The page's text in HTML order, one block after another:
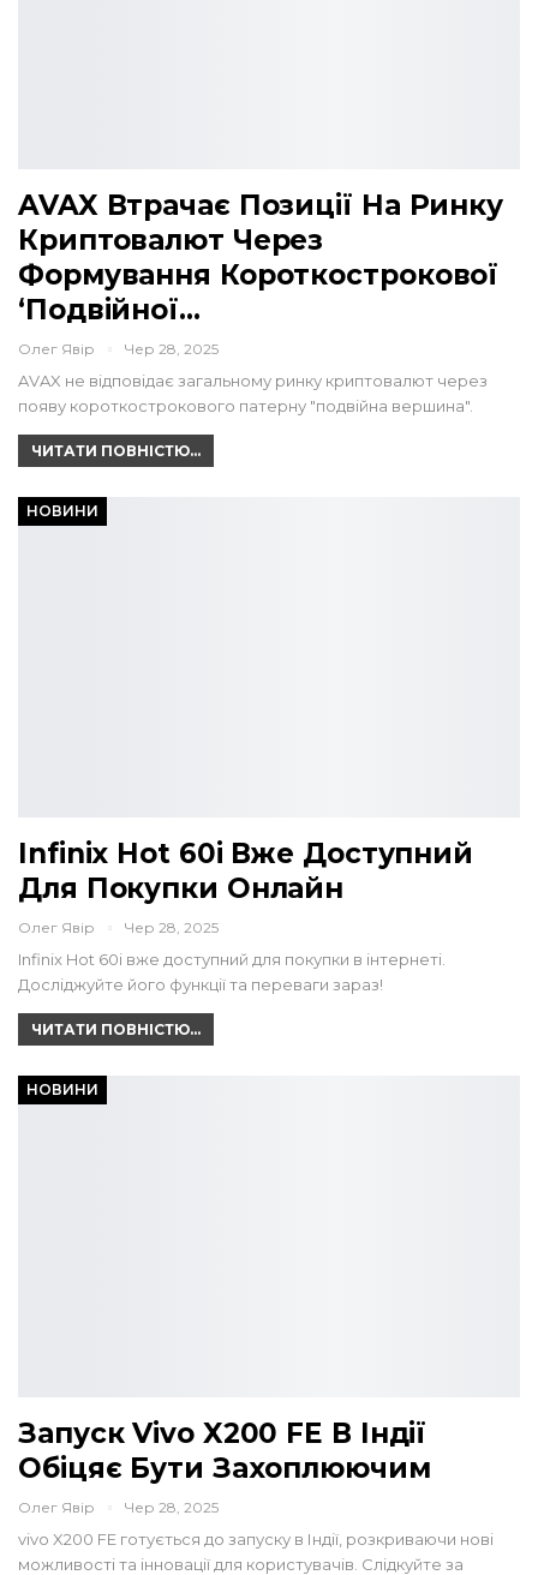
AVAX Втрачає Позиції На Ринку
Криптовалют Через
Формування Короткострокової
‘подвійної…
Олег Явір Чер 28, 2025
AVAX не відповідає загальному ринку криптовалют через
появу короткострокового патерну "подвійна вершина".
ЧИТАТИ ПОВНІСТЮ...
НОВИНИ
Infinix Hot 60i Вже Доступний
Для Покупки Онлайн
Олег Явір Чер 28, 2025
Infinix Hot 60i вже доступний для покупки в інтернеті.
Досліджуйте його функції та переваги зараз!
ЧИТАТИ ПОВНІСТЮ...
НОВИНИ
Запуск Vivo X200 FE В Індії
Обіцяє Бути Захоплюючим
Олег Явір Чер 28, 2025
vivo X200 FE готується до запуску в Індії, розкриваючи нові
можливості та інновації для користувачів. Слідкуйте за